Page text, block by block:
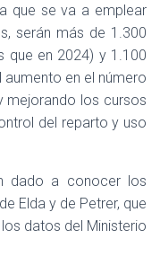
que se va a emplear
serán más de 1.300
que en 2024) y 1.100
en el número
mejorando los cursos
del reparto y uso
dado a conocer los
Elda y de Petrer, que
datos del Ministerio